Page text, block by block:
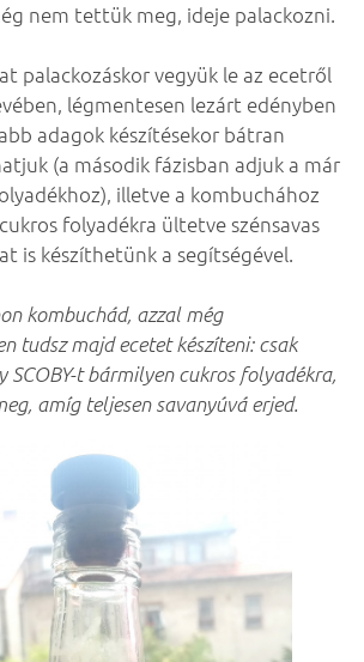
nem tettük meg, ideje palackozni.
palackozáskor vegyük le az ecetről
légmentesen lezárt edényben
adagok készítésekor bátran
(a második fázisban adjuk a már
illetve a kombuchához
folyadékra ültetve szénsavas
is készíthetünk a segítségével.
kombuchád, azzal még
tudsz majd ecetet készíteni: csak
SCOBY-t bármilyen cukros folyadékra,
amíg teljesen savanyúvá erjed.